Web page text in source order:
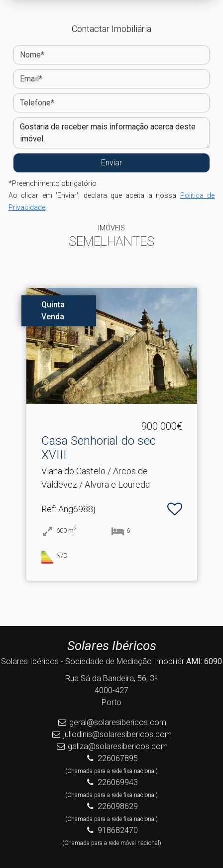
Contactar Imobiliária
*Preenchimento obrigatório
Ao clicar em 'Enviar', declara que aceita a nossa Política de
Privacidade
IMÓVEIS
SEMELHANTES
Quinta
Venda
900.000€
Casa Senhorial do sec
XVIII
Viana do Castelo / Arcos de
Valdevez / Alvora e Loureda
Ref: Ang6988j
600 m2 6
N/D
Solares Ibéricos
Solares Ibéricos - Sociedade de Mediação Imobiliár AMI: 6090
Rua Sá da Bandeira, 56, 3º
4000-427
Porto
geral@solaresibericos.com
juliodinis@solaresibericos.com
galiza@solaresibericos.com
226067895
(Chamada para a rede fixa nacional)
226069943
(Chamada para a rede fixa nacional)
226098629
(Chamada para a rede fixa nacional)
918682470
(Chamada para a rede móvel nacional)